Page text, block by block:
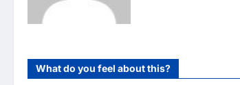
What do you feel about this?